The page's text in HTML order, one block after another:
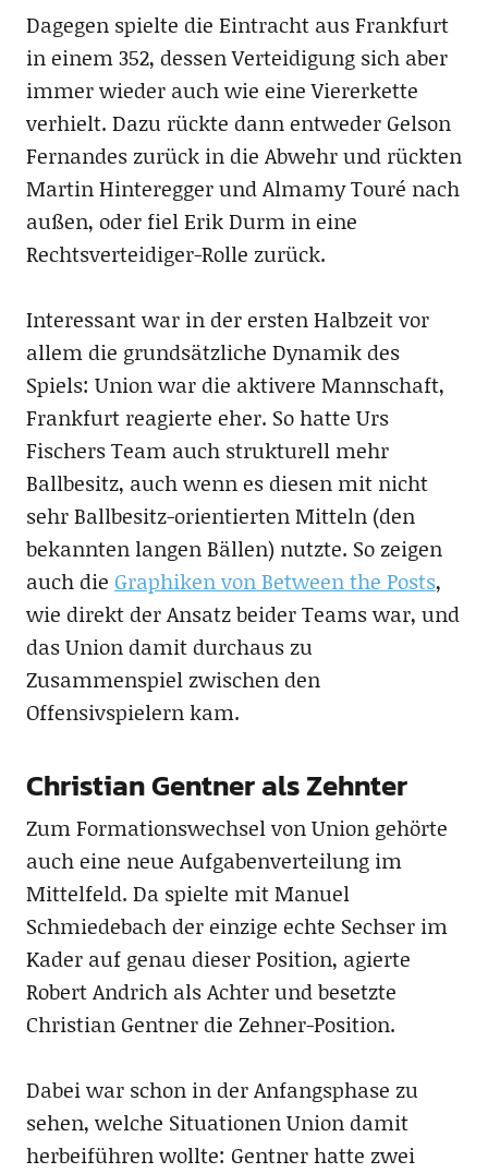
Dagegen spielte die Eintracht aus Frankfurt
in einem 352, dessen Verteidigung sich aber
immer wieder auch wie eine Viererkette
verhielt. Dazu rückte dann entweder Gelson
Fernandes zurück in die Abwehr und rückten
Martin Hinteregger und Almamy Touré nach
außen, oder fiel Erik Durm in eine
Rechtsverteidiger-Rolle zurück.
Interessant war in der ersten Halbzeit vor
allem die grundsätzliche Dynamik des
Spiels: Union war die aktivere Mannschaft,
Frankfurt reagierte eher. So hatte Urs
Fischers Team auch strukturell mehr
Ballbesitz, auch wenn es diesen mit nicht
sehr Ballbesitz-orientierten Mitteln (den
bekannten langen Bällen) nutzte. So zeigen
auch die Graphiken von Between the Posts,
wie direkt der Ansatz beider Teams war, und
das Union damit durchaus zu
Zusammenspiel zwischen den
Offensivspielern kam.
Christian Gentner als Zehnter
Zum Formationswechsel von Union gehörte
auch eine neue Aufgabenverteilung im
Mittelfeld. Da spielte mit Manuel
Schmiedebach der einzige echte Sechser im
Kader auf genau dieser Position, agierte
Robert Andrich als Achter und besetzte
Christian Gentner die Zehner-Position.
Dabei war schon in der Anfangsphase zu
sehen, welche Situationen Union damit
herbeiführen wollte: Gentner hatte zwei